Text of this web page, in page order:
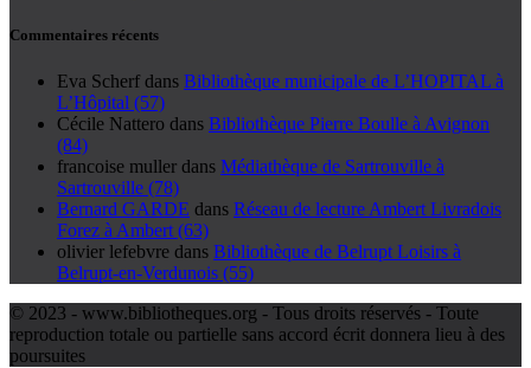
Commentaires récents
Eva Scherf dans Bibliothèque municipale de L’HOPITAL à
L’Hôpital (57)
Cécile Nattero dans Bibliothèque Pierre Boulle à Avignon
(84)
francoise muller dans Médiathèque de Sartrouville à
Sartrouville (78)
Bernard GARDE dans Réseau de lecture Ambert Livradois
Forez à Ambert (63)
olivier lefebvre dans Bibliothèque de Belrupt Loisirs à
Belrupt-en-Verdunois (55)
© 2023 - www.bibliotheques.org - Tous droits réservés - Toute
reproduction totale ou partielle sans accord écrit donnera lieu à des
poursuites